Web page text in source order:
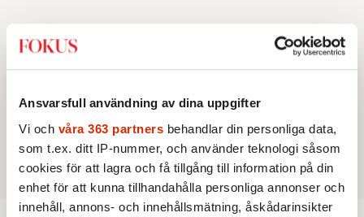
Ansvarsfull användning av dina uppgifter
Vi och våra 363 partners behandlar din personliga data,
som t.ex. ditt IP-nummer, och använder teknologi såsom
cookies för att lagra och få tillgång till information på din
enhet för att kunna tillhandahålla personliga annonser och
innehåll, annons- och innehållsmätning, åskådarinsikter